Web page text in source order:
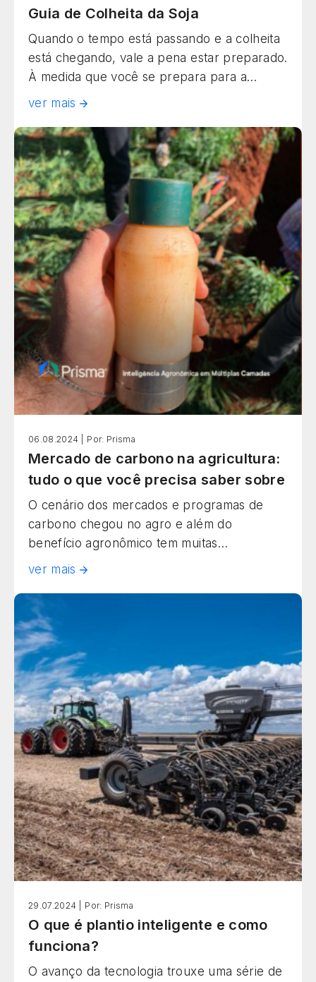
Guia de Colheita da Soja
Quando o tempo está passando e a colheita
está chegando, vale a pena estar preparado.
À medida que você se prepara para a
colheita da soja, entender os fatores que
o potencial de perda é fundamental para
proteger seu rendimento. Neste artigo,
listamos as etapas críticas da colheita […]
ver mais
06.08.2024 | Por: Prisma
Mercado de carbono na agricultura:
tudo o que você precisa saber sobre
O cenário dos mercados e programas de
carbono chegou no agro e além do
benefício agronômico tem muitas
oportunidades na mesa! Companhias de
mais, a compra de créditos de carbono para
atingir seus objetivos de sustentabilidade.
Entre tantos, alguns podem ser alcançados
com a contribuição dos agricultores, […]
ver mais
29.07.2024 | Por: Prisma
O que é plantio inteligente e como
funciona?
O avanço da tecnologia trouxe uma série de